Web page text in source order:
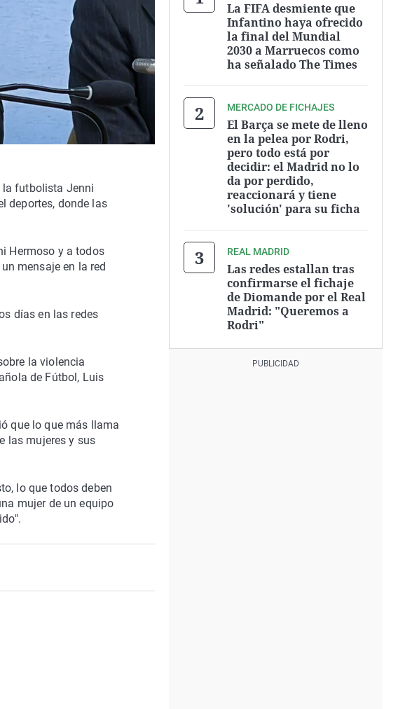
la futbolista Jenni
deportes, donde las
Hermoso y a todos
mensaje en la red
días en las redes
la violencia
de Fútbol, Luis
que lo que más llama
las mujeres y sus
lo que todos deben
mujer de un equipo
La FIFA desmiente que
Infantino haya ofrecido
la final del Mundial
2030 a Marruecos como
ha señalado The Times
MERCADO DE FICHAJES
El Barça se mete de lleno
en la pelea por Rodri,
pero todo está por
decidir: el Madrid no lo
da por perdido,
reaccionará y tiene
'solución' para su ficha
REAL MADRID
Las redes estallan tras
confirmarse el fichaje
de Diomande por el Real
Madrid: "Queremos a
Rodri"